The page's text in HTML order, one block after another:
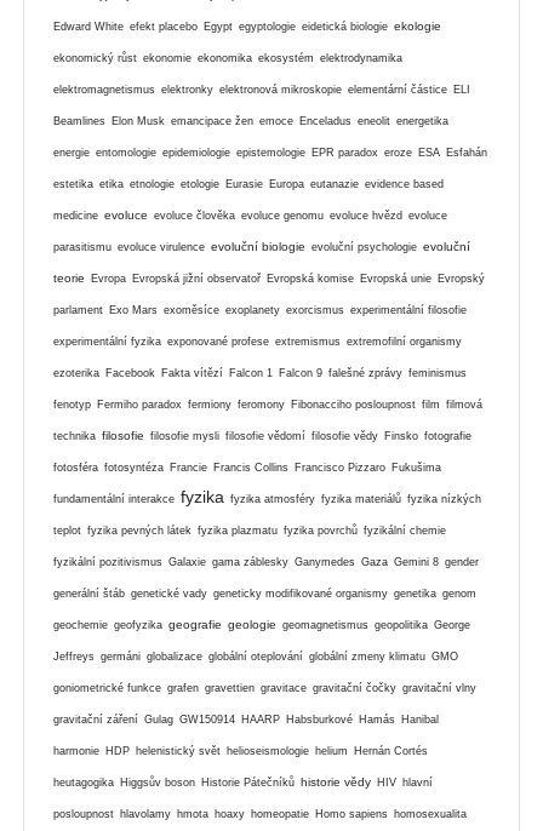
Edward White efekt placebo Egypt egyptologie eidetická biologie ekologie
ekonomický růst ekonomie ekonomika ekosystém elektrodynamika
elektromagnetismus elektronky elektronová mikroskopie elementární částice ELI
Beamlines Elon Musk emancipace žen emoce Enceladus eneolit energetika
energie entomologie epidemiologie epistemologie EPR paradox eroze ESA Esfahán
estetika etika etnologie etologie Eurasie Europa eutanazie evidence based
medicine evoluce evoluce člověka evoluce genomu evoluce hvězd evoluce
parasitismu evoluce virulence evoluční biologie evoluční psychologie evoluční
teorie Evropa Evropská jižní observatoř Evropská komise Evropská unie Evropský
parlament Exo Mars exoměsíce exoplanety exorcismus experimentální filosofie
experimentální fyzika exponované profese extremismus extremofilní organismy
ezoterika Facebook Fakta vítězí Falcon 1 Falcon 9 falešné zprávy feminismus
fenotyp Fermiho paradox fermiony feromony Fibonacciho posloupnost film filmová
technika filosofie filosofie mysli filosofie vědomí filosofie vědy Finsko fotografie
fotosféra fotosyntéza Francie Francis Collins Francisco Pizzaro Fukušima
fundamentální interakce fyzika fyzika atmosféry fyzika materiálů fyzika nízkých
teplot fyzika pevných látek fyzika plazmatu fyzika povrchů fyzikální chemie
fyzikální pozitivismus Galaxie gama záblesky Ganymedes Gaza Gemini 8 gender
generální štáb genetické vady geneticky modifikované organismy genetika genom
geochemie geofyzika geografie geologie geomagnetismus geopolitika George
Jeffreys germáni globalizace globální oteplování globální zmeny klimatu GMO
goniometrické funkce grafen gravettien gravitace gravitační čočky gravitační vlny
gravitační záření Gulag GW150914 HAARP Habsburkové Hamás Hanibal
harmonie HDP helenistický svět helioseismologie helium Hernán Cortés
heutagogika Higgsův boson Historie Pátečníků historie vědy HIV hlavní
posloupnost hlavolamy hmota hoaxy homeopatie Homo sapiens homosexualita